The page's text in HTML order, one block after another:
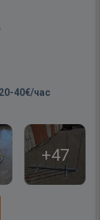
20-40€/час
+47